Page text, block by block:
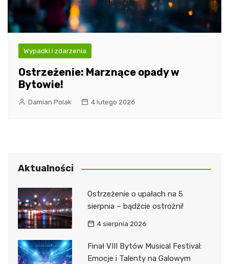
Wypadki i zdarzenia
Ostrzeżenie: Marznące opady w
Bytowie!
Damian Polak 4 lutego 2026
Aktualności
Ostrzeżenie o upałach na 5
sierpnia – bądźcie ostrożni!
4 sierpnia 2026
Finał VIII Bytów Musical Festival:
Emocje i Talenty na Galowym